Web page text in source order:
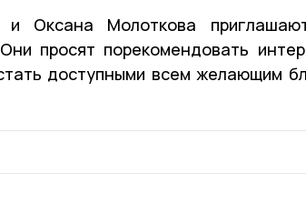
и Оксана Молоткова
просят порекомендовать
доступными всем желающим